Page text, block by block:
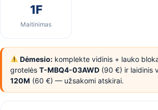
1F
Maitinimas
Dėmesio:komplekte vidinis + lauko
grotelės T-MBQ4-03AWD (90 €) ir laidinis
120M (60 €) — užsakomi atskirai.